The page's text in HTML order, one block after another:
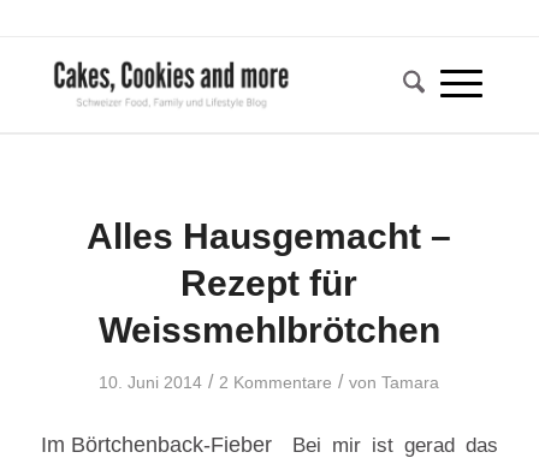
Alles Hausgemacht –
Rezept für
Weissmehlbrötchen
10. Juni 2014 / 2 Kommentare / vonTamara
Im Börtchenback-Fieber
Bei mir ist gerad das